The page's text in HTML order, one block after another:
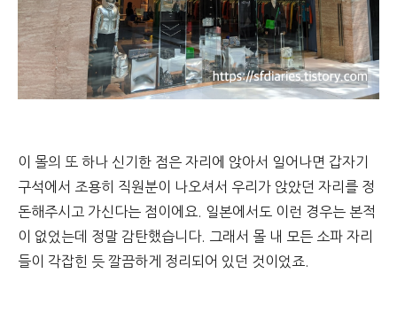
이 몰의 또 하나 신기한 점은 자리에 앉아서 일어나면 갑자기
구석에서 조용히 직원분이 나오셔서 우리가 앉았던 자리를 정
돈해주시고 가신다는 점이에요. 일본에서도 이런 경우는 본적
이 없었는데 정말 감탄했습니다. 그래서 몰 내 모든 소파 자리
들이 각잡힌 듯 깔끔하게 정리되어 있던 것이었죠.